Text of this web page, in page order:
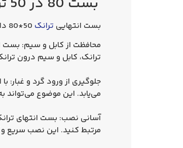
بست انتهایی ترانک
محافظت از کابل و سیم: بست
ترانک، کابل و سیم درون
جلوگیری از ورود گرد و غبار:
می‌یابد. این موضوع
آسانی نصب: بست انتهای
مرتبط کنید. این نصب سریع